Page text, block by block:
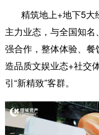
精筑地上+地下5大
主力业态，与全国知
强合作，整体体验、
造品质文娱业态+社交
引“新精致”客群。